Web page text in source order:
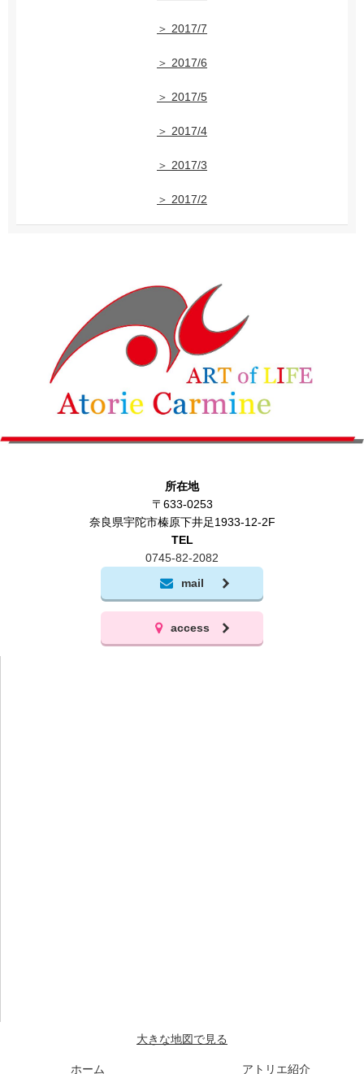
＞ 2017/7
＞ 2017/6
＞ 2017/5
＞ 2017/4
＞ 2017/3
＞ 2017/2
所在地
〒633-0253
奈良県宇陀市榛原下井足1933-12-2F
TEL
0745-82-2082
mail
access
大きな地図で見る
ホーム アトリエ紹介